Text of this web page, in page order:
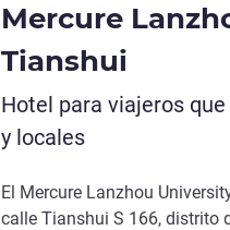
Mercure
Tianshui
Hotel para viajeros
y locales
El Mercure Lanzhou
calle Tianshui S 166, distrito